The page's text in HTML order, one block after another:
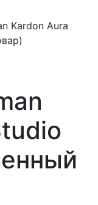
Kardon Aura